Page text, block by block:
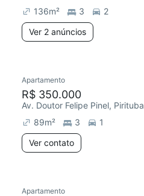
136m² 3
2
Ver 2 anúncios
Apartamento
R$ 350.000
Av. Doutor Felipe Pinel, Pirituba
89m² 3
1
Ver contato
Apartamento